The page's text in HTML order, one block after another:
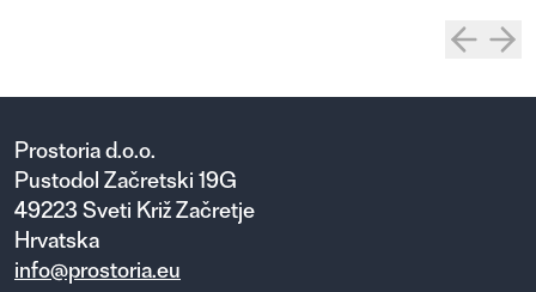
Prostoria d.o.o.
Pustodol Začretski 19G
49223 Sveti Križ Začretje
Hrvatska
info@prostoria.eu